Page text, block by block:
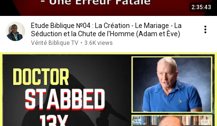
2:35:43
Etude Biblique №04 : La Création - Le Mariage - La
Séduction et la Chute de l'Homme (Adam et Ève)
Vérité Biblique TV • 3.6K views